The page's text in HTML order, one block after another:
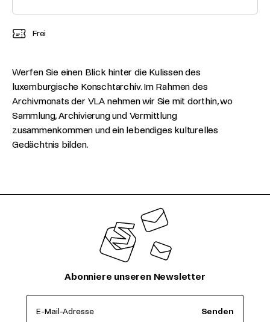
Frei
Werfen Sie einen Blick hinter die Kulissen des
luxemburgische Konschtarchiv. Im Rahmen des
Archivmonats der VLA nehmen wir Sie mit dorthin, wo
Sammlung, Archivierung und Vermittlung
zusammenkommen und ein lebendiges kulturelles
Gedächtnis bilden.
Abonniere unseren Newsletter
E-Mail-Adresse Senden